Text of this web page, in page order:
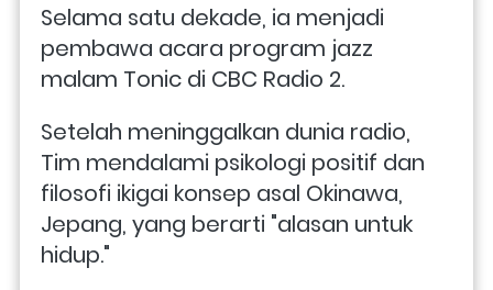
Selama satu dekade, ia menjadi
pembawa acara program jazz
malam Tonic di CBC Radio 2.
Setelah meninggalkan dunia radio,
Tim mendalami psikologi positif dan
filosofi ikigai konsep asal Okinawa,
Jepang, yang berarti "alasan untuk
hidup."​